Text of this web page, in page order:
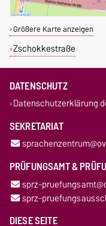
Größere Karte anzeigen
Zschokkestraße
DATENSCHUTZ
Datenschutzerklärung
SEKRETARIAT
PRÜFUNGSAMT &
sprz-
sprz-
DIESE SEITE